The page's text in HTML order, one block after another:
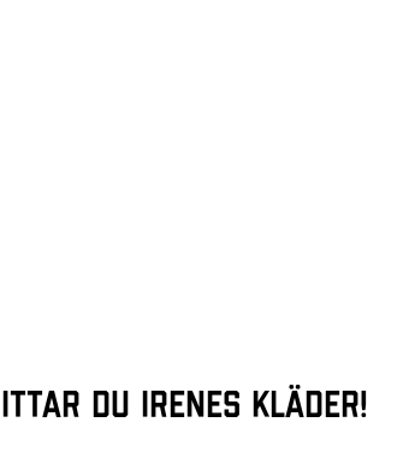
DU IRENES KLÄDER!